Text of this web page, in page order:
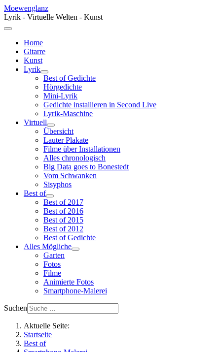
Moewenglanz
Lyrik - Virtuelle Welten - Kunst
Home
Gitarre
Kunst
Lyrik
Best of Gedichte
Hörgedichte
Mini-Lyrik
Gedichte installieren in Second Live
Lyrik-Maschine
Virtuell
Übersicht
Lauter Plakate
Filme über Installationen
Alles chronologisch
Big Data goes to Bonestedt
Vom Schwanken
Sisyphos
Best of
Best of 2017
Best of 2016
Best of 2015
Best of 2012
Best of Gedichte
Alles Mögliche
Garten
Fotos
Filme
Animierte Fotos
Smartphone-Malerei
Suchen
Aktuelle Seite:
Startseite
Best of